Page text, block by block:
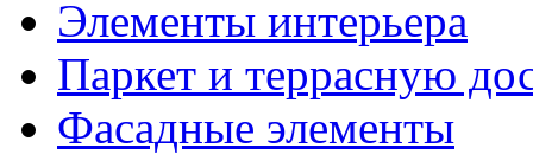
Элементы интерьера
Паркет и террасную
Фасадные элементы